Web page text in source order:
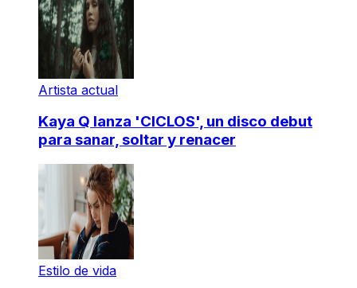
Artista actual
Kaya Q lanza 'CICLOS', un disco debut
para sanar, soltar y renacer
Estilo de vida